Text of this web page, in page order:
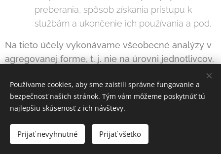
preberania, spôsob získania prístupu k
službám a ukončenie ich používania a pod.
Na tieto účely vykonávame všeobecné analýzy v
agregovanej forme, t. j. nie na úrovni jednotlivcov.
Spôsob, akým je používaný náš web a iné
digitálne kanály (napr. ktoré stránky alebo
časti stránok boli navštívené a aké pojmy
boli vyhľadávané).
Používame cookies, aby sme zaistili správne fungovanie a
bezpečnosť našich stránok. Tým vám môžeme poskytnúť tú
najlepšiu skúsenosť z ich návštevy.
Prijať nevyhnutné Prijať všetko